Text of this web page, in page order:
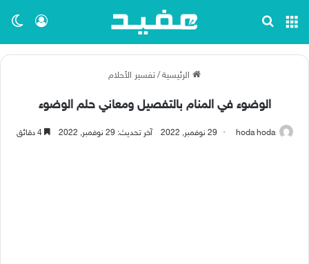
تسجيل القائمة
الرئيسية/تفسير الأحلام
الوضوء في المنام بالتفصيل ومعاني حلم الوضوء
hoda hoda 29 نوفمبر, 2022 آخر تحديث: 29 نوفمبر, 2022 4 دقائق